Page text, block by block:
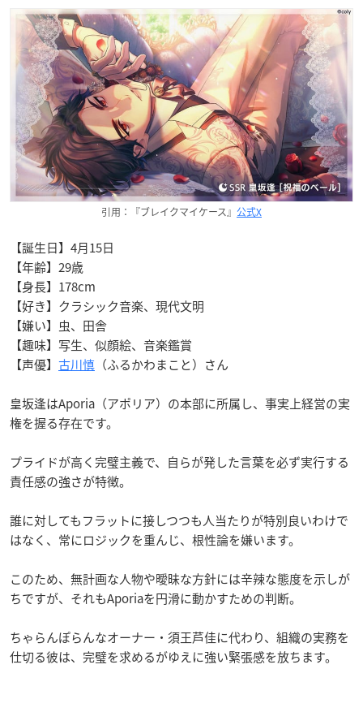
引用：『ブレイクマイケース』 公式X
【誕生日】4月15日
【年齢】29歳
【身長】178cm
【好き】クラシック音楽、現代文明
【嫌い】虫、田舎
【趣味】写生、似顔絵、音楽鑑賞
【声優】 古川慎 （ふるかわまこと）さん
皇坂逢はAporia（アポリア）の本部に所属し、事実上経営の実
権を握る存在です。
プライドが高く完璧主義で、自らが発した言葉を必ず実行する
責任感の強さが特徴。
誰に対してもフラットに接しつつも人当たりが特別良いわけで
はなく、常にロジックを重んじ、根性論を嫌います。
このため、無計画な人物や曖昧な方針には辛辣な態度を示しが
ちですが、それもAporiaを円滑に動かすための判断。
ちゃらんぽらんなオーナー・須王芦佳に代わり、組織の実務を
仕切る彼は、完璧を求めるがゆえに強い緊張感を放ちます。